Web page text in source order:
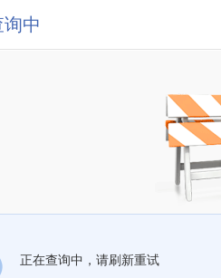
中
正在查询中，请刷新重试